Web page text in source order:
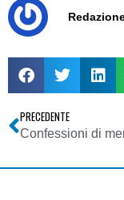
PRECEDENTE